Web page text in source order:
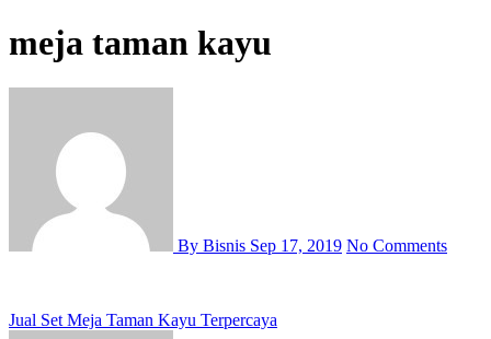
meja taman kayu
By Bisnis Sep 17, 2019 No Comments
Post
Jual Set Meja Taman Kayu Terpercaya